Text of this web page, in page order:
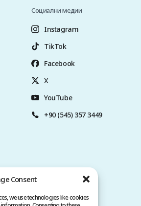
Consent
we use technologies like cookies
Социални медии
Instagram
TikTok
Facebook
X
YouTube
+90 (545) 357 3449